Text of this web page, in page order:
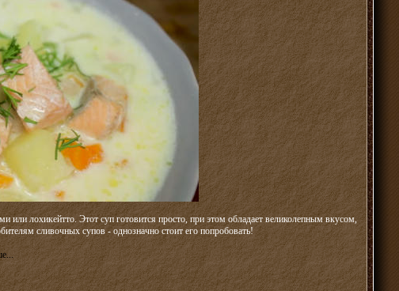
или лохикейтто. Этот суп готовится просто, при этом обладает великолепным вкусом,
сливочных супов - однозначно стоит его попробовать!